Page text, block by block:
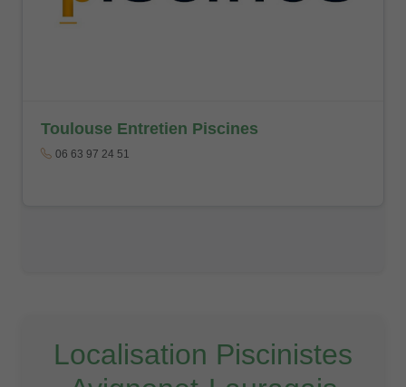
Toulouse Entretien Piscines
06 63 97 24 51
Localisation Piscinistes